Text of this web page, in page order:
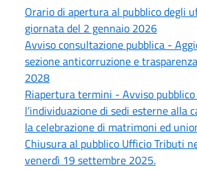
Orario di apertura al pubblico degli
giornata del 2 gennaio 2026
Avviso consultazione pubblica -
sezione anticorruzione e
2028
Riapertura termini - Avviso
l’individuazione di sedi esterne alla
la celebrazione di matrimoni ed
Chiusura al pubblico Ufficio Tributi
venerdì 19 settembre 2025.